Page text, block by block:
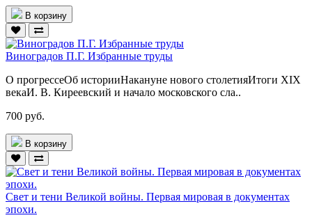
В корзину
Виноградов П.Г. Избранные труды
О прогрессеОб историиНакануне нового столетияИтоги XIX
векаИ. В. Киреевский и начало московского сла..
700 руб.
В корзину
Свет и тени Великой войны. Первая мировая в документах
эпохи.